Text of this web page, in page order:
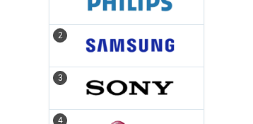
2
3
4